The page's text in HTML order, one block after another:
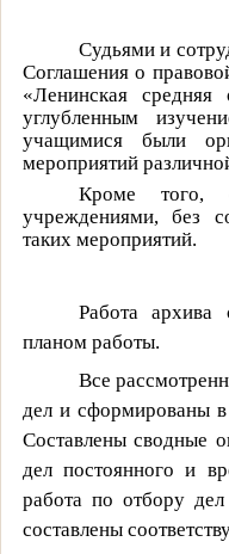
Судьями и
Соглашения о
«Ленинская средняя
углубленным
учащимися были
мероприятий
Кроме того,
учреждениями, без
таких мероприятий.
Работа архива
планом работы.
Все
дел и сформированы в
Составлены сводные
дел постоянного и
работа по отбору
составлены